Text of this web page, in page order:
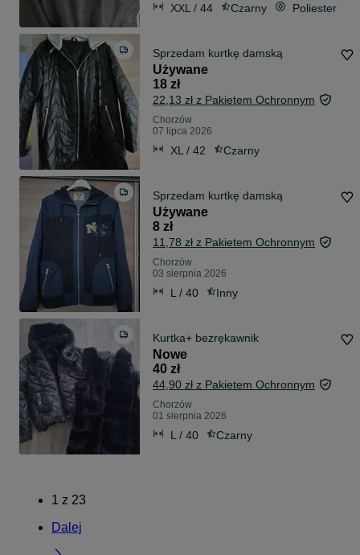
XXL / 44 Czarny Poliester
Sprzedam kurtkę damską
Używane
18 zł
22,13 zł z Pakietem Ochronnym
Chorzów
07 lipca 2026
XL / 42 Czarny
Sprzedam kurtkę damską
Używane
8 zł
11,78 zł z Pakietem Ochronnym
Chorzów
03 sierpnia 2026
L / 40 Inny
Kurtka+ bezrękawnik
Nowe
40 zł
44,90 zł z Pakietem Ochronnym
Chorzów
01 sierpnia 2026
L / 40 Czarny
1 z 23
Dalej